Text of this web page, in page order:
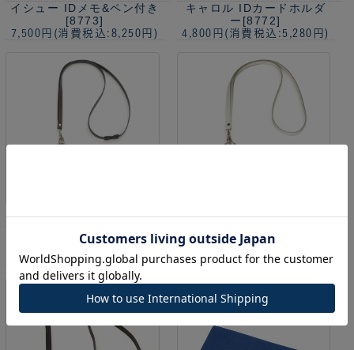
イシュー IDメモ&ペン付き
[8773]
7,500円 (消費税込:8,250円)
キャロル IDカードホルダ
ー[8772]
4,800円 (消費税込:5,280円)
イシュー IDカードホルダ
ー[8764]
5,500円(消費税込:6,050円)
ベスティート IDカードホ
ルダー[8496]
3,800円 (消費税込:4,180円)